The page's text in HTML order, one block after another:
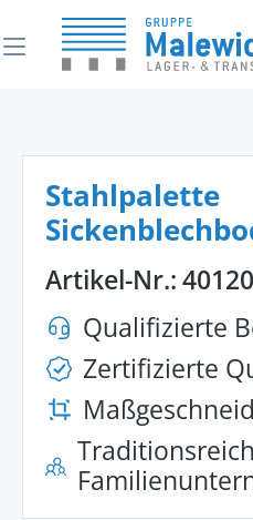
springen
Stahlpalette
Artikel-Nr.:
Qualifizierte
Zertifizierte